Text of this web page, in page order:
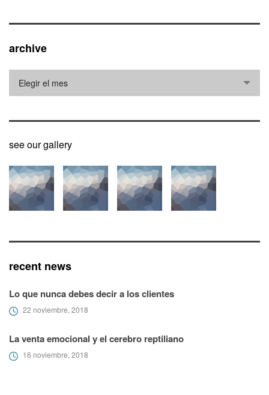
archive
Elegir el mes
see our gallery
recent news
Lo que nunca debes decir a los clientes
22 noviembre, 2018
La venta emocional y el cerebro reptiliano
16 noviembre, 2018